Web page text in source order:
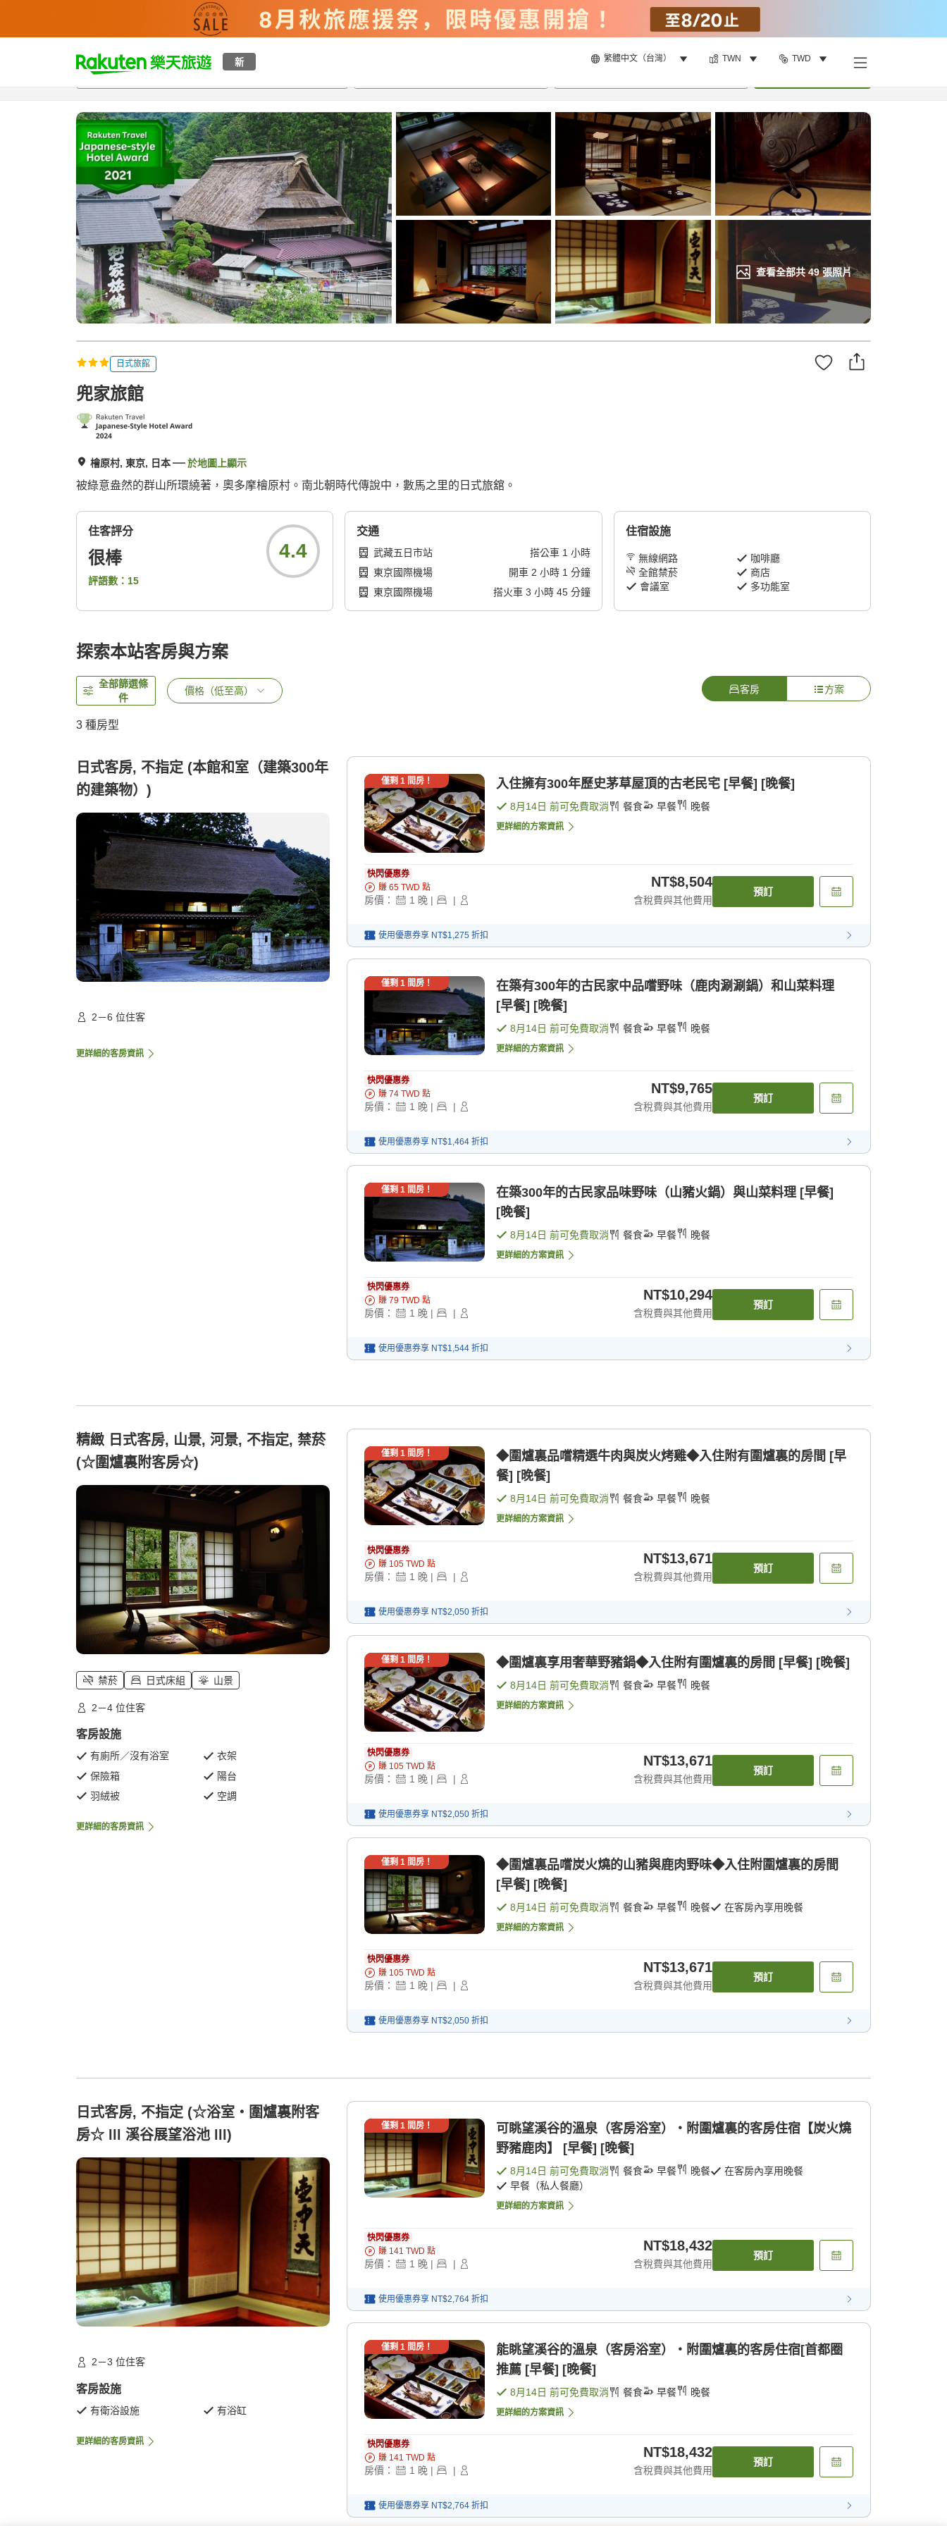
新 繁體中文（台灣） TWN TWD
t
p
a
g
e
e
a
r
c
h
查看全部共49張照片
總覽客房與方案評語設施
日式旅館
兜家旅館
檜原村, 東京, 日本 於地圖上顯示
被綠意盎然的群山所環繞著，奧多摩檜原村。南北朝時代傳說中，數馬之里的日式旅舘。
住客評分
很棒
評語數： 15
4.4
交通
武藏五日市站 搭公車 1 小時
東京國際機場
開車 2 小時 1 分鐘
東京國際機場
搭火車 3 小時 45分鐘
住宿設施
無線網路
咖啡廳
全館禁菸
商店
會議室
多功能室
探索本站客房與方案
全部篩選條
件
價格（低至高） 客房 方案
3 種房型
日式客房, 不指定 (本館和室（建築300年
的建築物）)
2－6 位住客
更詳細的客房資訊
僅剩 1間房！ 入住擁有300年歷史茅草屋頂的古老民宅 [早餐] [晚餐]
8月14日 前可免費取消 餐食 早餐 晚餐
更詳細的方案資訊
快閃優惠券
賺 65 TWD 點
房價： 1 晚 | |
NT$8,504
含稅費與其他費用
預訂
使用優惠券享 NT$1,275 折扣
僅剩 1間房！
在築有300年的古民家中品嚐野味（鹿肉涮涮鍋）和山菜料理
[早餐] [晚餐]
8月14日 前可免費取消 餐食 早餐 晚餐
更詳細的方案資訊
快閃優惠券
賺 74 TWD 點
房價： 1 晚 | |
NT$9,765
含稅費與其他費用
預訂
使用優惠券享 NT$1,464 折扣
僅剩 1間房！
在築300年的古民家品味野味（山豬火鍋）與山菜料理 [早餐]
[晚餐]
8月14日 前可免費取消 餐食 早餐 晚餐
更詳細的方案資訊
快閃優惠券
賺 79 TWD 點
房價： 1 晚 | |
NT$10,294
含稅費與其他費用
預訂
使用優惠券享 NT$1,544 折扣
精緻 日式客房, 山景, 河景, 不指定, 禁菸
(☆圍爐裏附客房☆)
禁菸 日式床組 山景
2－4 位住客
客房設施
有廁所／沒有浴室
衣架
保險箱
陽台
羽絨被
空調
更詳細的客房資訊
僅剩 1間房！
◆圍爐裏品嚐精選牛肉與炭火烤雞◆入住附有圍爐裏的房間 [早
餐] [晚餐]
8月14日 前可免費取消 餐食 早餐 晚餐
更詳細的方案資訊
快閃優惠券
賺 105 TWD 點
房價： 1 晚 | |
NT$13,671
含稅費與其他費用
預訂
使用優惠券享 NT$2,050 折扣
僅剩 1間房！ ◆圍爐裏享用奢華野豬鍋◆入住附有圍爐裏的房間 [早餐] [晚餐]
8月14日 前可免費取消 餐食 早餐 晚餐
更詳細的方案資訊
快閃優惠券
賺 105 TWD 點
房價： 1 晚 | |
NT$13,671
含稅費與其他費用
預訂
使用優惠券享 NT$2,050 折扣
僅剩 1間房！
◆圍爐裏品嚐炭火燒的山豬與鹿肉野味◆入住附圍爐裏的房間
[早餐] [晚餐]
8月14日 前可免費取消 餐食 早餐 晚餐 在客房內享用晚餐
更詳細的方案資訊
快閃優惠券
賺 105 TWD 點
房價： 1 晚 | |
NT$13,671
含稅費與其他費用
預訂
使用優惠券享 NT$2,050 折扣
日式客房, 不指定 (☆浴室・圍爐裏附客
房☆ lll 溪谷展望浴池 lll)
2－3 位住客
客房設施
有衛浴設施 有浴缸
更詳細的客房資訊
僅剩 1間房！
可眺望溪谷的溫泉（客房浴室）・附圍爐裏的客房住宿【炭火燒
野豬鹿肉】 [早餐] [晚餐]
8月14日 前可免費取消 餐食 早餐 晚餐
在客房內享用晚餐
早餐（私人餐廳）
更詳細的方案資訊
快閃優惠券
賺 141 TWD 點
房價： 1 晚 | |
NT$18,432
含稅費與其他費用
預訂
使用優惠券享 NT$2,764 折扣
僅剩 1 間房！
能眺望溪谷的溫泉（客房浴室）・附圍爐裏的客房住宿[首都圈
推薦 [早餐] [晚餐]
8月14日 前可免費取消 餐食 早餐 晚餐
更詳細的方案資訊
快閃優惠券
賺 141 TWD 點
房價： 1 晚 | |
NT$18,432
含稅費與其他費用
預訂
使用優惠券享 NT$2,764 折扣